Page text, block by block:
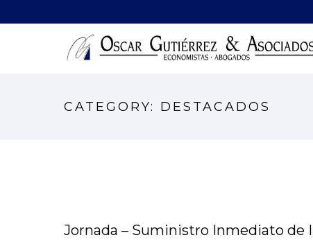
CATEGORY: DESTACADOS
Jornada – Suministro Inmediato de